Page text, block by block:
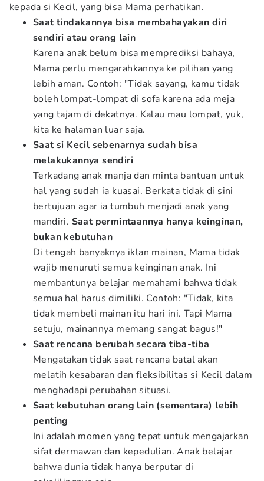
kepada si Kecil, yang bisa Mama perhatikan.
Saat tindakannya bisa membahayakan diri
sendiri atau orang lain
Karena anak belum bisa memprediksi bahaya,
Mama perlu mengarahkannya ke pilihan yang
lebih aman. Contoh: "Tidak sayang, kamu tidak
boleh lompat-lompat di sofa karena ada meja
yang tajam di dekatnya. Kalau mau lompat, yuk,
kita ke halaman luar saja.
Saat si Kecil sebenarnya sudah bisa
melakukannya sendiri
Terkadang anak manja dan minta bantuan untuk
hal yang sudah ia kuasai. Berkata tidak di sini
bertujuan agar ia tumbuh menjadi anak yang
mandiri. Saat permintaannya hanya keinginan,
bukan kebutuhan
Di tengah banyaknya iklan mainan, Mama tidak
wajib menuruti semua keinginan anak. Ini
membantunya belajar memahami bahwa tidak
semua hal harus dimiliki. Contoh: "Tidak, kita
tidak membeli mainan itu hari ini. Tapi Mama
setuju, mainannya memang sangat bagus!"
Saat rencana berubah secara tiba-tiba
Mengatakan tidak saat rencana batal akan
melatih kesabaran dan fleksibilitas si Kecil dalam
menghadapi perubahan situasi.
Saat kebutuhan orang lain (sementara) lebih
penting
Ini adalah momen yang tepat untuk mengajarkan
sifat dermawan dan kepedulian. Anak belajar
bahwa dunia tidak hanya berputar di